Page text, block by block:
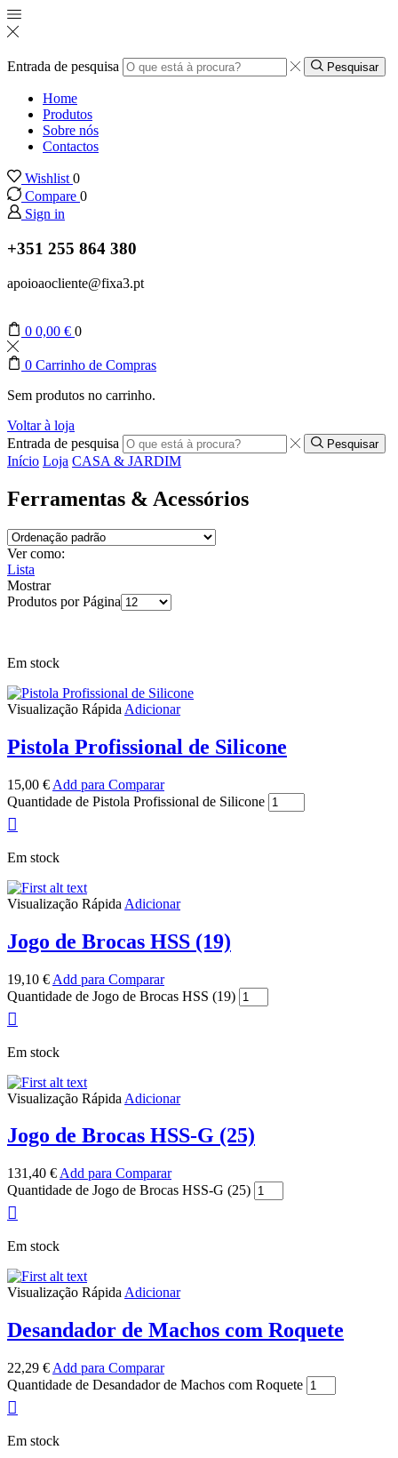
Entrada de pesquisa Pesquisar
Home
Produtos
Sobre nós
Contactos
Wishlist 0
Compare 0
Sign in
+351 255 864 380
apoioaocliente@fixa3.pt
0 0,00 € 0
0 Carrinho de Compras
Sem produtos no carrinho.
Voltar à loja
Entrada de pesquisa
Pesquisar
Início Loja CASA & JARDIM
Ferramentas & Acessórios
Ver como:
Lista
Mostrar
Produtos por Página
Em stock
Visualização Rápida Adicionar
Pistola Profissional de Silicone
15,00 € Add para Comparar
Quantidade de Pistola Profissional de Silicone
Em stock
Visualização Rápida Adicionar
Jogo de Brocas HSS (19)
19,10 € Add para Comparar
Quantidade de Jogo de Brocas HSS (19)
Em stock
Visualização Rápida Adicionar
Jogo de Brocas HSS-G (25)
131,40 € Add para Comparar
Quantidade de Jogo de Brocas HSS-G (25)
Em stock
Visualização Rápida Adicionar
Desandador de Machos com Roquete
22,29 € Add para Comparar
Quantidade de Desandador de Machos com Roquete
Em stock